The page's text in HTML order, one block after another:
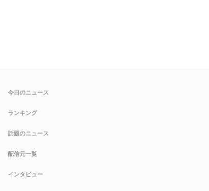
今日のニュース
ランキング
話題のニュース
配信元一覧
インタビュー